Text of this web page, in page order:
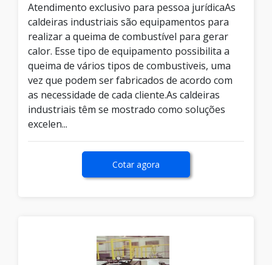
Atendimento exclusivo para pessoa jurídicaAs
caldeiras industriais são equipamentos para
realizar a queima de combustível para gerar
calor. Esse tipo de equipamento possibilita a
queima de vários tipos de combustiveis, uma
vez que podem ser fabricados de acordo com
as necessidade de cada cliente.As caldeiras
industriais têm se mostrado como soluções
excelen...
Cotar agora